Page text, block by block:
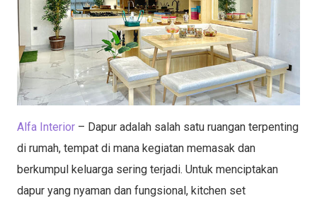
Alfa Interior – Dapur adalah salah satu ruangan terpenting
di rumah, tempat di mana kegiatan memasak dan
berkumpul keluarga sering terjadi. Untuk menciptakan
dapur yang nyaman dan fungsional, kitchen set